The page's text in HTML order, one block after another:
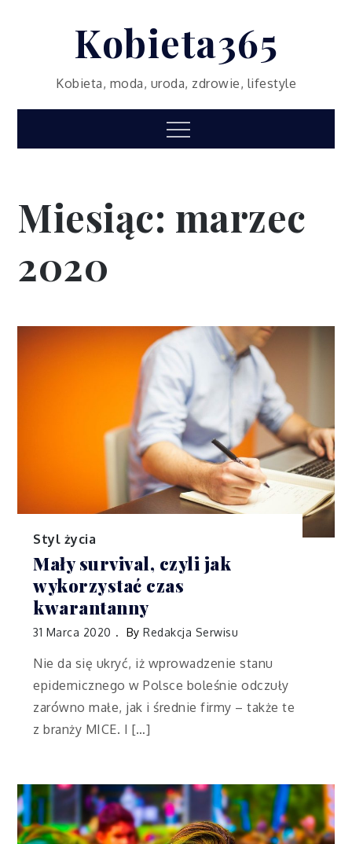
Kobieta365
Kobieta, moda, uroda, zdrowie, lifestyle
Menu
Miesiąc: marzec
2020
Styl życia
Mały survival, czyli jak
wykorzystać czas
kwarantanny
31 Marca 2020 ByRedakcja Serwisu
Nie da się ukryć, iż wprowadzenie stanu
epidemicznego w Polsce boleśnie odczuły
zarówno małe, jak i średnie firmy – także te
z branży MICE. I […]